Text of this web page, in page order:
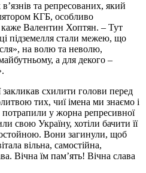
та репресованих, який
КГБ, особливо
каже Валентин Хоптян. – Тут
підземелля стали межею, що
на волю та неволю,
а для декого –
закликав схилити голови перед
тих, чиї імена ми знаємо і
у жорна репресивної
свою Україну, хотіли бачити її
Вони загинули, щоб
вільна, самостійна,
Вічна їм пам’ять! Вічна слава